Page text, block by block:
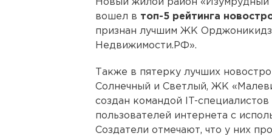
Новый жилой район «Изумрудный
вошел в топ-5 рейтинга
признан лучшим ЖК
Недвижимости.РФ».
Также в пятерку лучших
Солнечный и Светлый, ЖК
создан командой IT-
пользователей интернета с
Создатели отмечают, что у них